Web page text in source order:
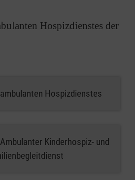
Hospizdienstes der
Hospizdienstes
Kinderhospiz- und